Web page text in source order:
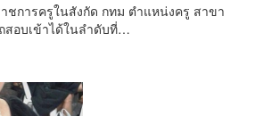
ชการครูในสังกัด กทม ตำแหน่งครู สาขา
สอบเข้าได้ในลำดับที่…